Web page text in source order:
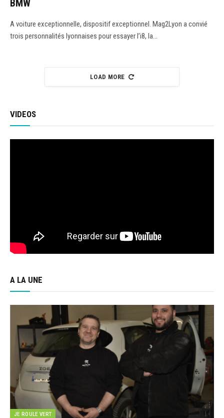
BMW
A voiture exceptionnelle, dispositif exceptionnel. Mag2Lyon a convié
trois personnalités lyonnaises pour essayer l’i8, la…
LOAD MORE
VIDEOS
A LA UNE
JE ROULE VERT